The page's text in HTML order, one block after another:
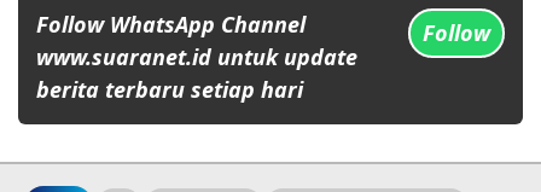
Follow WhatsApp Channel
www.suaranet.id untuk update
berita terbaru setiap hari
Follow